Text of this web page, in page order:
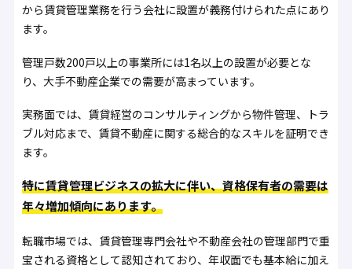
から賃貸管理業務を行う会社に設置が義務付けられた点にあり
ます。
管理戸数200戸以上の事業所には1名以上の設置が必要とな
り、大手不動産企業での需要が高まっています。
実務面では、賃貸経営のコンサルティングから物件管理、トラ
ブル対応まで、賃貸不動産に関する総合的なスキルを証明でき
ます。
特に賃貸管理ビジネスの拡大に伴い、資格保有者の需要は
年々増加傾向にあります。
転職市場では、賃貸管理専門会社や不動産会社の管理部門で重
宝される資格として認知されており、年収面でも基本給に加え